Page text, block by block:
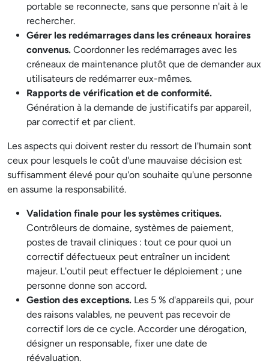
portable se reconnecte, sans que personne n'ait à le
rechercher.
Gérer les redémarrages dans les créneaux horaires
convenus. Coordonner les redémarrages avec les
créneaux de maintenance plutôt que de demander aux
utilisateurs de redémarrer eux-mêmes.
Rapports de vérification et de conformité.
Génération à la demande de justificatifs par appareil,
par correctif et par client.
Les aspects qui doivent rester du ressort de l'humain sont
ceux pour lesquels le coût d'une mauvaise décision est
suffisamment élevé pour qu'on souhaite qu'une personne
en assume la responsabilité.
Validation finale pour les systèmes critiques.
Contrôleurs de domaine, systèmes de paiement,
postes de travail cliniques : tout ce pour quoi un
correctif défectueux peut entraîner un incident
majeur. L'outil peut effectuer le déploiement ; une
personne donne son accord.
Gestion des exceptions. Les 5 % d'appareils qui, pour
des raisons valables, ne peuvent pas recevoir de
correctif lors de ce cycle. Accorder une dérogation,
désigner un responsable, fixer une date de
réévaluation.